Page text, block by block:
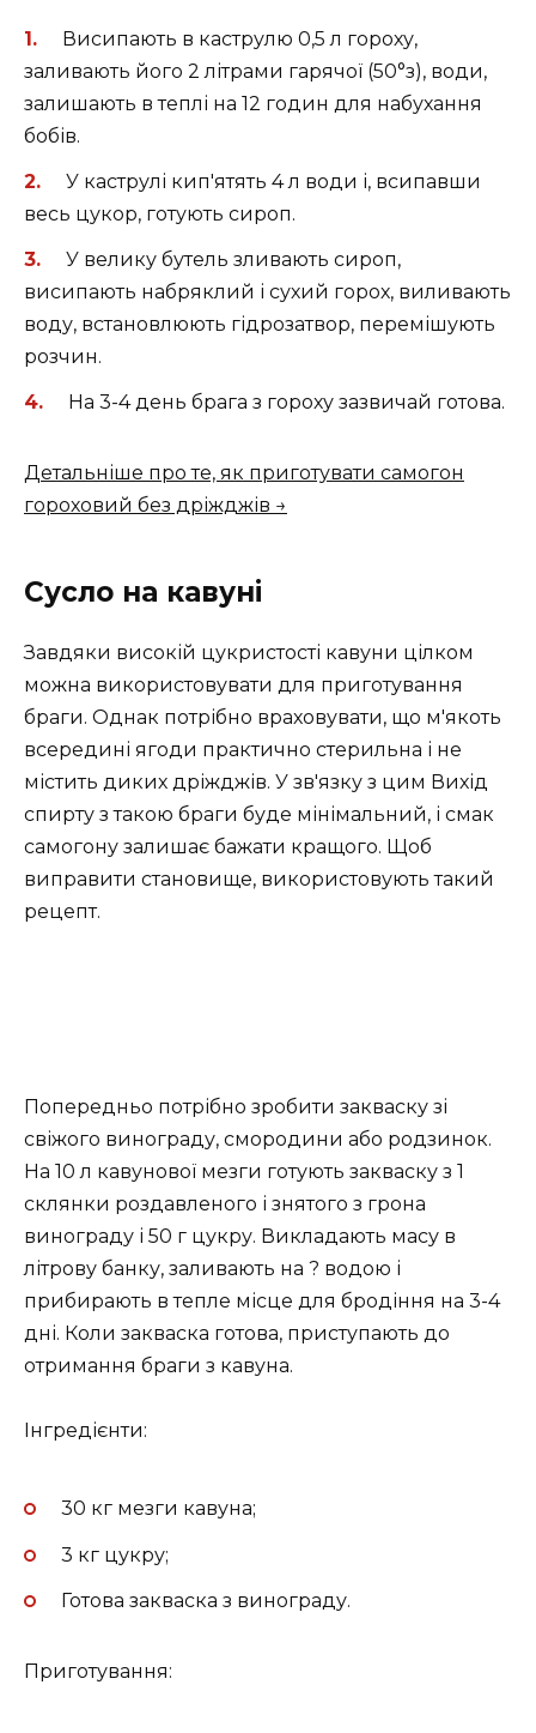
Висипають в каструлю 0,5 л гороху,
заливають його 2 літрами гарячої (50°з), води,
залишають в теплі на 12 годин для набухання
бобів.
У каструлі кип'ятять 4 л води і, всипавши
весь цукор, готують сироп.
У велику бутель зливають сироп,
висипають набряклий і сухий горох, виливають
воду, встановлюють гідрозатвор, перемішують
розчин.
На 3-4 день брага з гороху зазвичай готова.
Детальніше про те, як приготувати самогон
гороховий без дріжджів →
Сусло на кавуні
Завдяки високій цукристості кавуни цілком
можна використовувати для приготування
браги. Однак потрібно враховувати, що м'якоть
всередині ягоди практично стерильна і не
містить диких дріжджів. У зв'язку з цим Вихід
спирту з такою браги буде мінімальний, і смак
самогону залишає бажати кращого. Щоб
виправити становище, використовують такий
рецепт.
Попередньо потрібно зробити закваску зі
свіжого винограду, смородини або родзинок.
На 10 л кавунової мезги готують закваску з 1
склянки роздавленого і знятого з грона
винограду і 50 г цукру. Викладають масу в
літрову банку, заливають на ? водою і
прибирають в тепле місце для бродіння на 3-4
дні. Коли закваска готова, приступають до
отримання браги з кавуна.
Інгредієнти:
30 кг мезги кавуна;
3 кг цукру;
Готова закваска з винограду.
Приготування: